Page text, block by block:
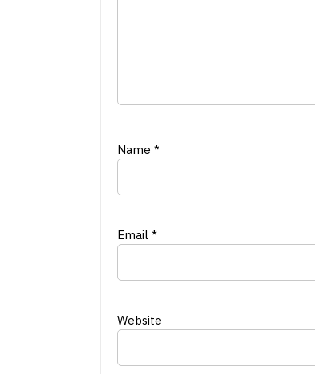
Name *
Email *
Website